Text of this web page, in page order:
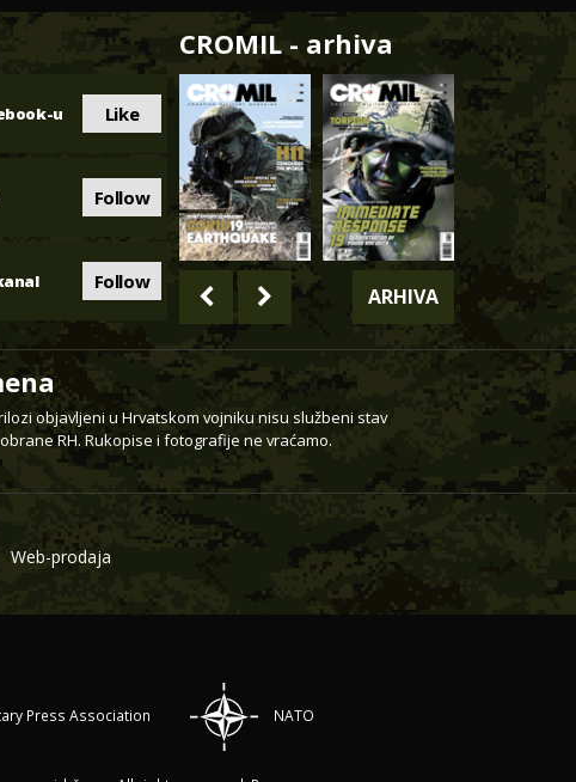
u Like
Follow
Follow
CROMIL - arhiva
ARHIVA
objavljeni u Hrvatskom vojniku nisu službeni stav
RH. Rukopise i fotografije ne vraćamo.
Web-prodaja
Press Association NATO